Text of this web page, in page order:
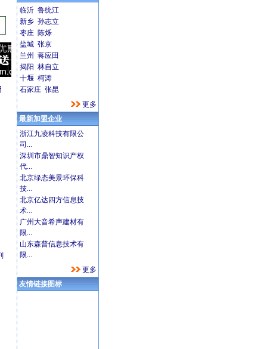
的若干规定[12/03]
项目[12/25]
临沂 鲁统江
新乡 孙志立
枣庄 陈烁
盐城 张京
兰州 蒋应田
揭阳 林自立
十堰 柯涛
石家庄 张昆
更多
最新加盟企业
浙江九凌科技有限公
司...
深圳市鼎智知识产权
代...
北京绿态美景环保科
技...
北京亿达四方信息技
术...
广州大音希声建材有
限...
山东森普信息技术有
限...
更多
友情链接图标